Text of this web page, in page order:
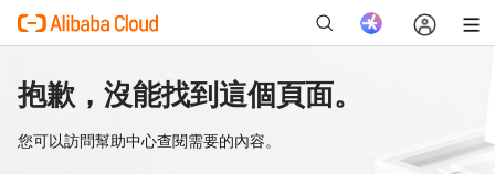
抱歉，沒能找到這個頁面。
您可以訪問幫助中心查閱需要的內容。